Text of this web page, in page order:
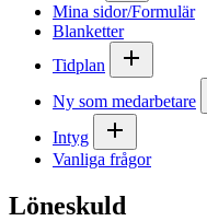
Mina sidor/Formulär
Blanketter
Tidplan
Ny som medarbetare
Intyg
Vanliga frågor
Löneskuld